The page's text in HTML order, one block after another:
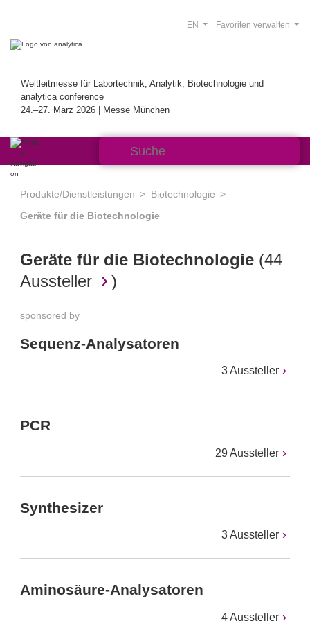
Weltleitmesse für Labortechnik, Analytik, Biotechnologie und
analytica conference
24.–27. März 2026 | Messe München
Favoriten verwalten
EN
Produkte/Dienstleistungen
Biotechnologie
Geräte für die Biotechnologie
Geräte für die Biotechnologie (44
Aussteller
)
Sequenz-Analysatoren
3 Aussteller
PCR
29 Aussteller
Synthesizer
3 Aussteller
Aminosäure-Analysatoren
4 Aussteller
sponsored by